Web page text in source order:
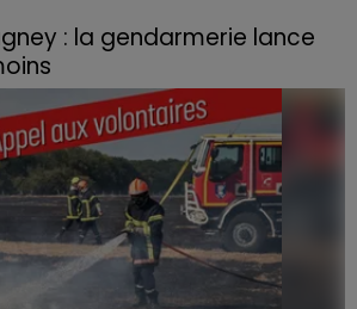
: la gendarmerie lance
avant de se propager au
avait détruit deux habitations et
d'une centaine de personnes.